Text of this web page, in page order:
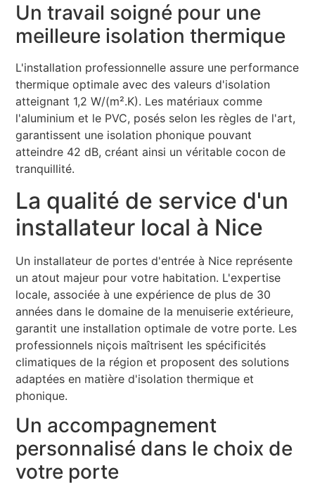
Un travail soigné pour une
meilleure isolation thermique
L'installation professionnelle assure une performance
thermique optimale avec des valeurs d'isolation
atteignant 1,2 W/(m².K). Les matériaux comme
l'aluminium et le PVC, posés selon les règles de l'art,
garantissent une isolation phonique pouvant
atteindre 42 dB, créant ainsi un véritable cocon de
tranquillité.
La qualité de service d'un
installateur local à Nice
Un installateur de portes d'entrée à Nice représente
un atout majeur pour votre habitation. L'expertise
locale, associée à une expérience de plus de 30
années dans le domaine de la menuiserie extérieure,
garantit une installation optimale de votre porte. Les
professionnels niçois maîtrisent les spécificités
climatiques de la région et proposent des solutions
adaptées en matière d'isolation thermique et
phonique.
Un accompagnement
personnalisé dans le choix de
votre porte